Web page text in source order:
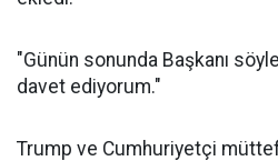
"Günün sonunda Başkanı
davet ediyorum."
Trump ve Cumhuriyetçi